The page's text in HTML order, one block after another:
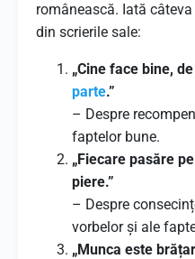
românească. Iată
din scrierile sale:
„Cine face bine,
parte.”
– Despre
faptelor bune.
„Fiecare pasăre
piere.”
– Despre
vorbelor și ale
„Munca este